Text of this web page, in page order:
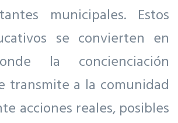
municipales. Estos
se convierten en
la concienciación
transmite a la comunidad
acciones reales, posibles